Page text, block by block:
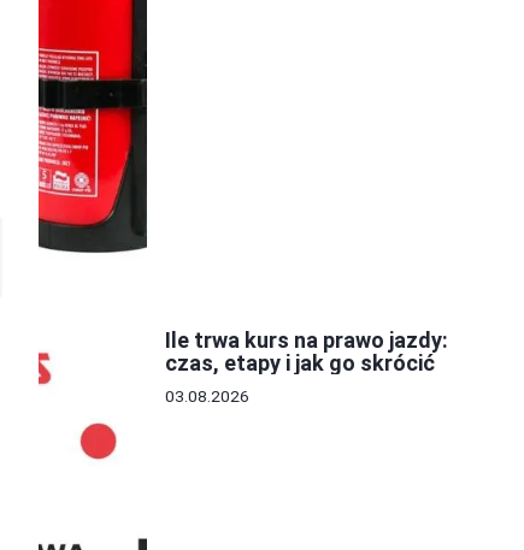
Ile trwa kurs na prawo jazdy:
czas, etapy i jak go skrócić
03.08.2026